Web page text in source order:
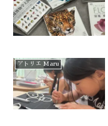
アトリエ Maru